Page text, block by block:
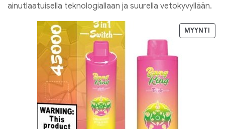
ainutlaatuisella teknologiallaan ja suurella vetokyvyllään.
MYYNTI